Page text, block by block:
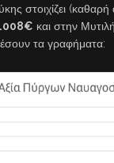
στοιχίζει (καθαρή
και στην
τα γραφήματα: